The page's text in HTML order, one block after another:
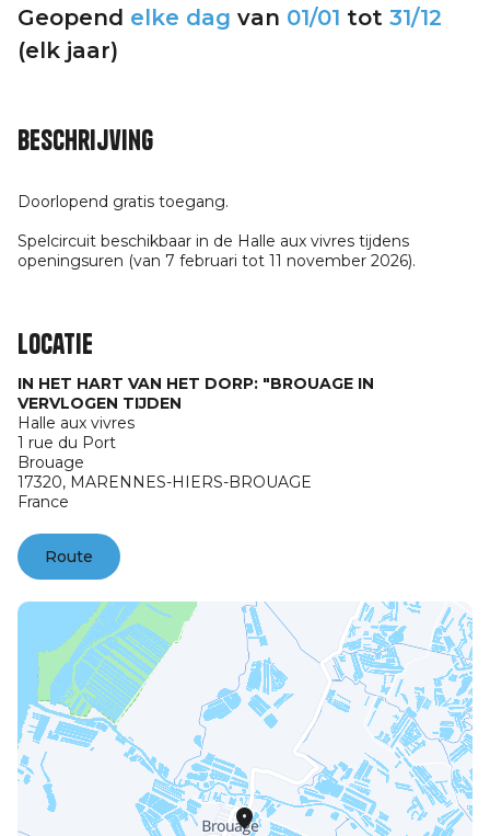
Geopend elke dag van 01/01 tot 31/12
(elk jaar)
Beschrijving
Doorlopend gratis toegang.
Spelcircuit beschikbaar in de Halle aux vivres tijdens
openingsuren (van 7 februari tot 11 november 2026).
Locatie
IN HET HART VAN HET DORP: "BROUAGE IN
VERVLOGEN TIJDEN
Halle aux vivres
1 rue du Port
Brouage
17320, MARENNES-HIERS-BROUAGE
France
Route